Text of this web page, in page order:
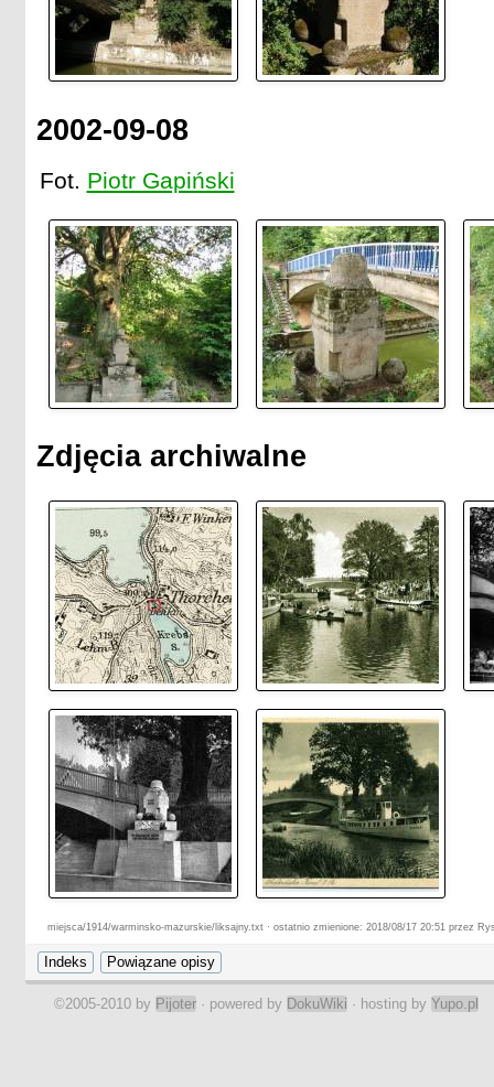
2002-09-08
Fot. Piotr Gapiński
Zdjęcia archiwalne
miejsca/1914/warminsko-mazurskie/liksajny.txt · ostatnio zmienione: 2018/08/17 20:51 przez
©2005-2010 by Pijoter · powered by DokuWiki · hosting by Yupo.pl